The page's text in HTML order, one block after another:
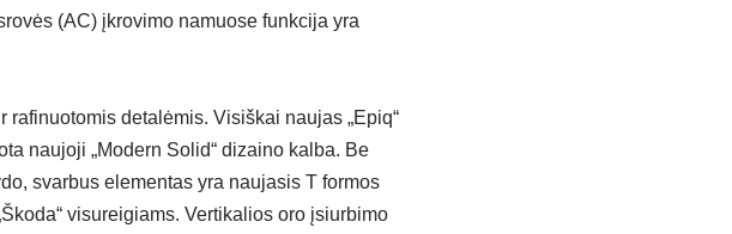
(AC) įkrovimo namuose funkcija yra
detalėmis. Visiškai naujas „Epiq“
naujoji „Modern Solid“ dizaino kalba. Be
svarbus elementas yra naujasis T formos
visureigiams. Vertikalios oro įsiurbimo